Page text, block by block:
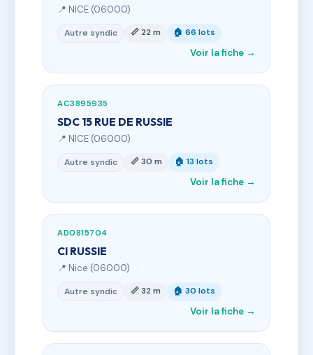
📍 NICE (06000)
Autre syndic 📏 22 m 🏠 66 lots
Voir la fiche →
AC3895935
SDC 15 RUE DE RUSSIE
📍 NICE (06000)
Autre syndic 📏 30 m 🏠 13 lots
Voir la fiche →
AD0815704
CI RUSSIE
📍 Nice (06000)
Autre syndic 📏 32 m 🏠 30 lots
Voir la fiche →